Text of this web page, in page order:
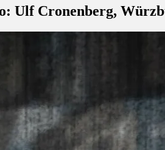
Ulf Cronenberg,